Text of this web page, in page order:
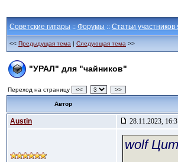
Советские гитары :: Форумы :: Статьи
<< Предыдущая тема | Следующая тема >>
"УРАЛ" для "чайников"
Переход на страницу << >>
Автор
Austin 28.11.2023,
wolf